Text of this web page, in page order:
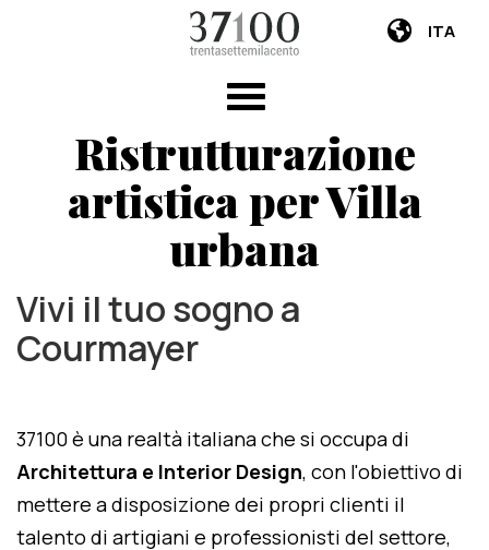
ITA
Ristrutturazione
artistica per Villa
urbana
Vivi il tuo sogno a
Courmayer
37100 è una realtà italiana che si occupa di
Architettura e Interior Design, con l'obiettivo di
mettere a disposizione dei propri clienti il
talento di artigiani e professionisti del settore,